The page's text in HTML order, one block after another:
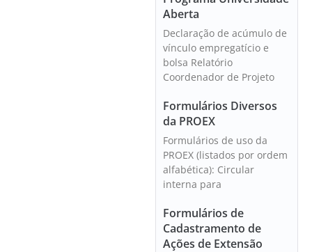
Aberta
Declaração de acúmulo de
vínculo empregatício e
bolsa Relatório
Coordenador de Projeto
Formulários Diversos
da PROEX
Formulários de uso da
PROEX (listados por ordem
alfabética): Circular
interna para
Formulários de
Cadastramento de
Ações de Extensão